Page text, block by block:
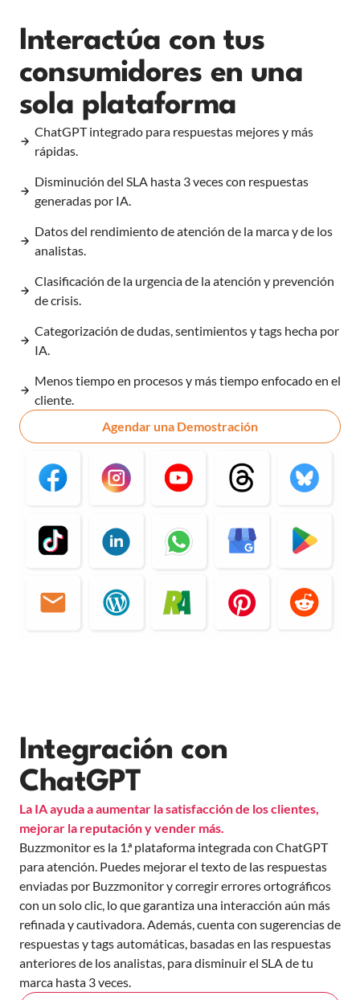
Interactúa con tus
consumidores en una
sola plataforma
ChatGPT integrado para respuestas mejores y más
rápidas.
Disminución del SLA hasta 3 veces con respuestas
generadas por IA.
Datos del rendimiento de atención de la marca y de los
analistas.
Clasificación de la urgencia de la atención y prevención
de crisis.
Categorización de dudas, sentimientos y tags hecha por
IA.
Menos tiempo en procesos y más tiempo enfocado en el
cliente.
Agendar una Demostración
Integración con
ChatGPT
La IA ayuda a aumentar la satisfacción de los clientes,
mejorar la reputación y vender más.
Buzzmonitor es la 1.ª plataforma integrada con ChatGPT
para atención. Puedes mejorar el texto de las respuestas
enviadas por Buzzmonitor y corregir errores ortográficos
con un solo clic, lo que garantiza una interacción aún más
refinada y cautivadora. Además, cuenta con sugerencias de
respuestas y tags automáticas, basadas en las respuestas
anteriores de los analistas, para disminuir el SLA de tu
marca hasta 3 veces.